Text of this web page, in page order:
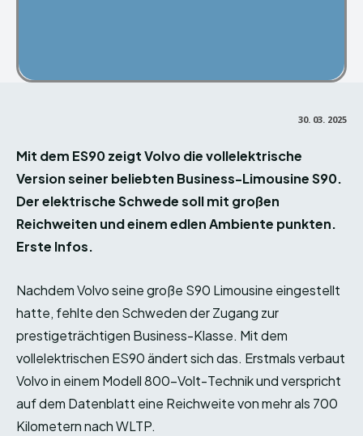
30. 03. 2025
Mit dem ES90 zeigt Volvo die vollelektrische
Version seiner beliebten Business-Limousine S90.
Der elektrische Schwede soll mit großen
Reichweiten und einem edlen Ambiente punkten.
Erste Infos.
Nachdem Volvo seine große S90 Limousine eingestellt
hatte, fehlte den Schweden der Zugang zur
prestigeträchtigen Business-Klasse. Mit dem
vollelektrischen ES90 ändert sich das. Erstmals verbaut
Volvo in einem Modell 800-Volt-Technik und verspricht
auf dem Datenblatt eine Reichweite von mehr als 700
Kilometern nach WLTP.